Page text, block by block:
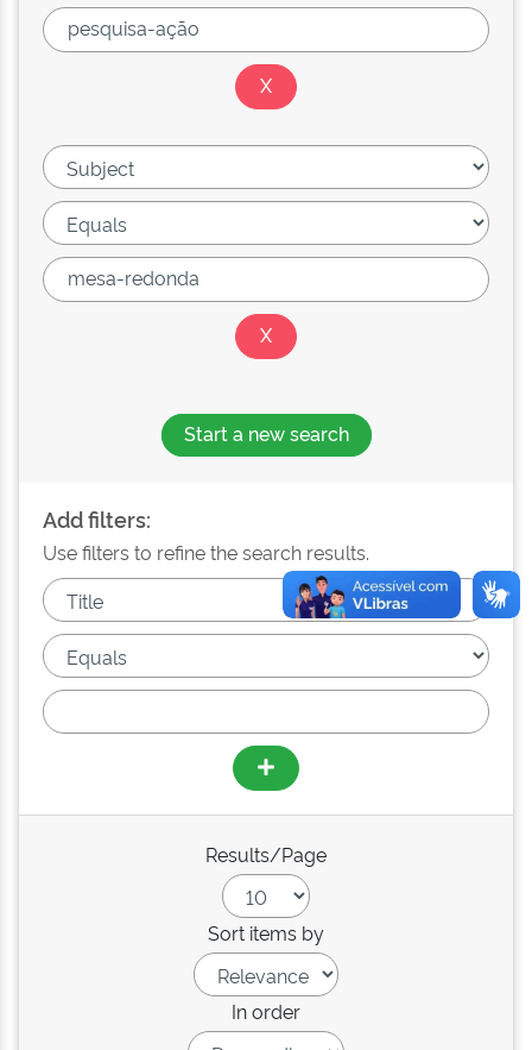
Start a new search
Add filters:
Use filters to refine the search results.
Results/Page
Sort items by
In order